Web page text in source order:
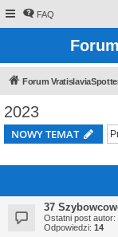
FAQ
Forum
2023
NOWY TEMAT
37
Ostatni post autor:
Odpowiedzi: 14